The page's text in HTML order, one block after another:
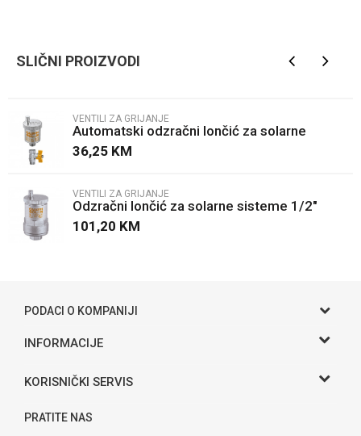
Poruka
SLIČNI PROIZVODI
VENTILI ZA GRIJANJE
Automatski odzračni lončić za solarne
sisteme 3/8"
36,25 KM
VENTILI ZA GRIJANJE
Odzračni lončić za solarne sisteme 1/2"
101,20 KM
PODACI O KOMPANIJI
Gama S doo
Adresa
Telefon:
INFORMACIJE
O nama
KORISNIČKI SERVIS
Uslovi korišćenja i prodaje
PRATITE NAS